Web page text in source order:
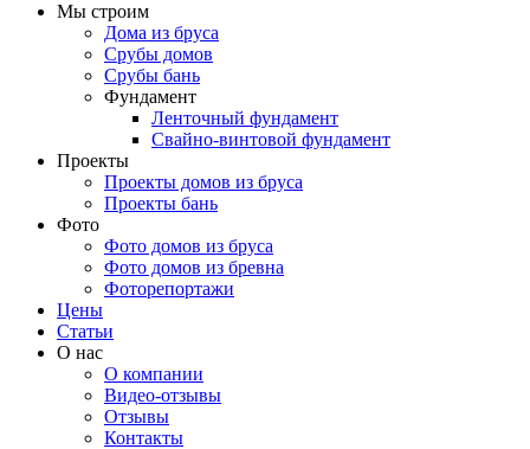
Мы строим
Дома из бруса
Срубы домов
Срубы бань
Фундамент
Ленточный фундамент
Свайно-винтовой фундамент
Проекты
Проекты домов из бруса
Проекты бань
Фото
Фото домов из бруса
Фото домов из бревна
Фоторепортажи
Цены
Статьи
О нас
О компании
Видео-отзывы
Отзывы
Контакты